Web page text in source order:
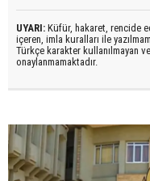
UYARI: Küfür, hakaret, rencide
içeren, imla kuralları ile
Türkçe karakter kullanılmayan
onaylanmamaktadır.